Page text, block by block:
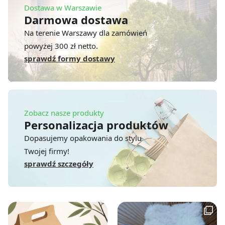
Dostawa w Warszawie
Darmowa dostawa
Na terenie Warszawy dla zamówień
powyżej 300 zł netto.
sprawdź formy dostawy
Zobacz nasze produkty
Personalizacja produktów
Dopasujemy opakowania do stylu
Twojej firmy!
sprawdź szczegóły